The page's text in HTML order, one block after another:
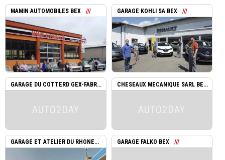
MAMIN AUTOMOBILES BEX GARAGE KOHLI SA BEX
GARAGE DU COTTERD GEX-FABR...
AUTO2DAY
CHESEAUX MECANIQUE SARL BE...
AUTO2DAY
GARAGE ET ATELIER DU RHONE... GARAGE FALKO BEX